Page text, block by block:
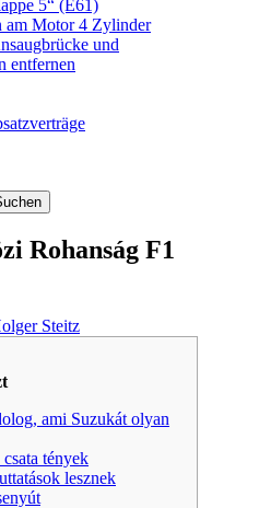
5“ (E61)
am Motor 4 Zylinder
und
entfernen
Rohanság F1
Steitz
ami Suzukát olyan
tények
lesznek